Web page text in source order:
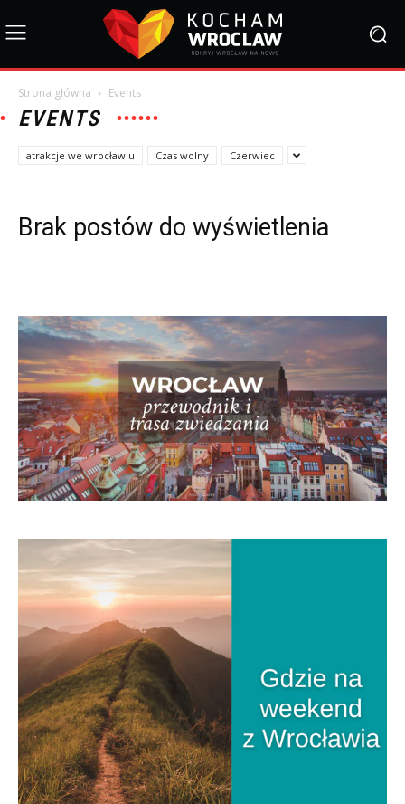
Strona główna Events
EVENTS
atrakcje we wrocławiu Czas wolny Czerwiec
Brak postów do wyświetlenia